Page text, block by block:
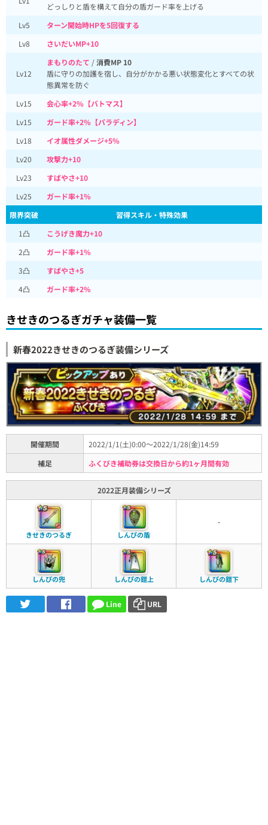
どっしりと盾を構えて自分の盾ガード率を上げる
Lv5
ターン開始時HPを5回復する
Lv8
さいだいMP+10
Lv12
まもりのたて /消費MP 10
盾に守りの加護を宿し、自分がかかる悪い状態変化とすべての状
態異常を防ぐ
Lv15
会心率+2%【バトマス】
Lv15
ガード率+2%【パラディン】
Lv18
イオ属性ダメージ+5%
Lv20
攻撃力+10
Lv23
すばやさ+10
Lv25
ガード率+1%
限界突破
習得スキル・特殊効果
1凸
こうげき魔力+10
2凸
ガード率+1%
3凸
すばやさ+5
4凸
ガード率+2%
きせきのつるぎガチャ装備一覧
新春2022きせきのつるぎ装備シリーズ
開催期間
2022/1/1(土)0:00～2022/1/28(金)14:59
補足
ふくびき補助券は交換日から約1ヶ月間有効
2022正月装備シリーズ
きせきのつるぎ しんぴの盾
-
しんぴの兜 しんぴの鎧上 しんぴの鎧下
Line URL